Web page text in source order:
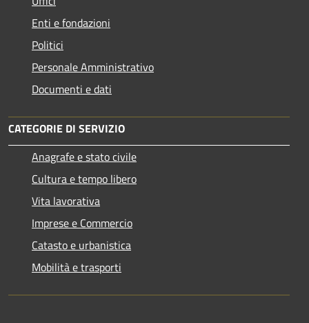
Enti e fondazioni
Politici
Personale Amministrativo
Documenti e dati
CATEGORIE DI SERVIZIO
Anagrafe e stato civile
Cultura e tempo libero
Vita lavorativa
Imprese e Commercio
Catasto e urbanistica
Mobilità e trasporti